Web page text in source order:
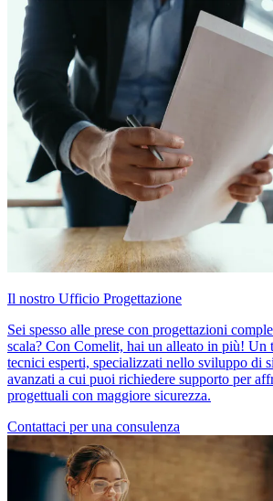
Il nostro Ufficio Progettazione
Sei spesso alle prese con progettazioni
scala? Con Comelit, hai un alleato in più! Un
tecnici esperti, specializzati nello sviluppo di
avanzati a cui puoi richiedere supporto per
progettuali con maggiore sicurezza.
Contattaci per una consulenza